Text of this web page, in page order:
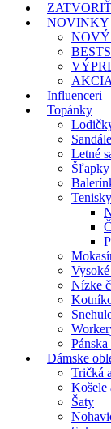
ZATVORIŤ
NOVINKY
NOVÝ
Influenceri
Topánky
Sandále
Letné
Šľapky
Tenisky
Nízke
Dámske
Tričká
Košele
Šaty